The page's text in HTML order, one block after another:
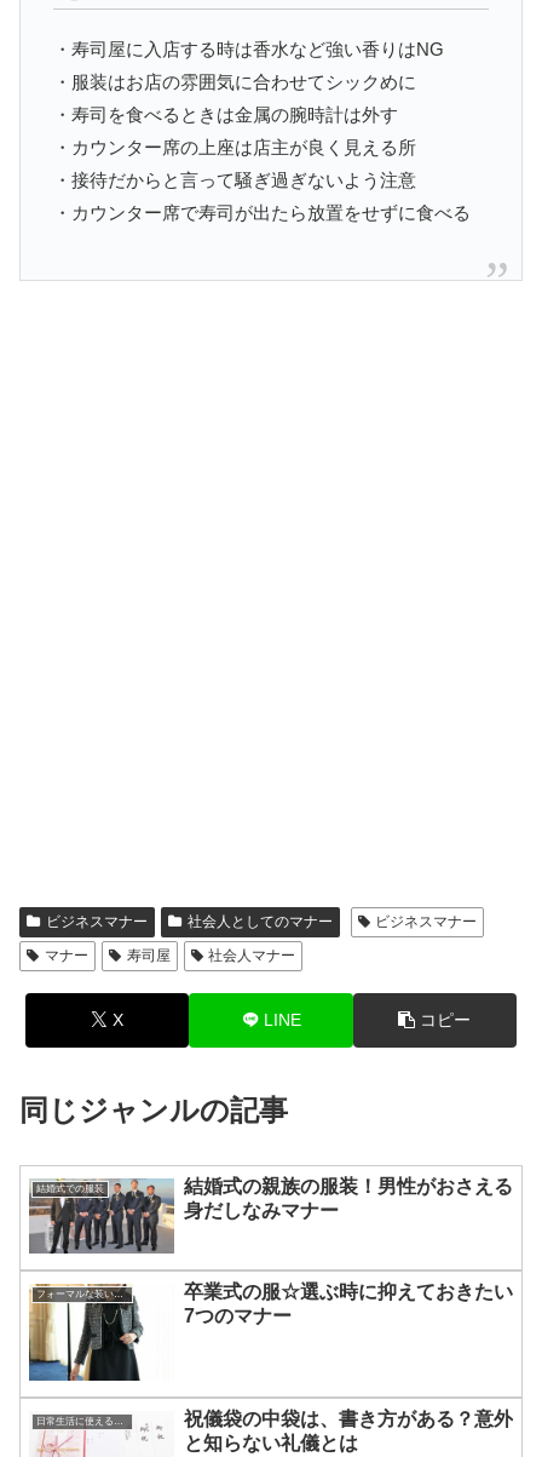
・寿司屋に入店する時は香水など強い香りはNG
・服装はお店の雰囲気に合わせてシックめに
・寿司を食べるときは金属の腕時計は外す
・カウンター席の上座は店主が良く見える所
・接待だからと言って騒ぎ過ぎないよう注意
・カウンター席で寿司が出たら放置をせずに食べる
ビジネスマナー 社会人としてのマナー
ビジネスマナー
マナー
寿司屋 社会人マナー
X LINE コピー
同じジャンルの記事
結婚式での服装
結婚式の親族の服装！男性がおさえる
身だしなみマナー
フォーマルな装いのアドバイス
卒業式の服☆選ぶ時に抑えておきたい
7つのマナー
日常生活に使える知識やマナー
祝儀袋の中袋は、書き方がある？意外
と知らない礼儀とは